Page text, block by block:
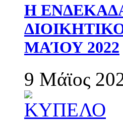
Η
ΜΑΊΟΥ 2022
9 Μάϊος